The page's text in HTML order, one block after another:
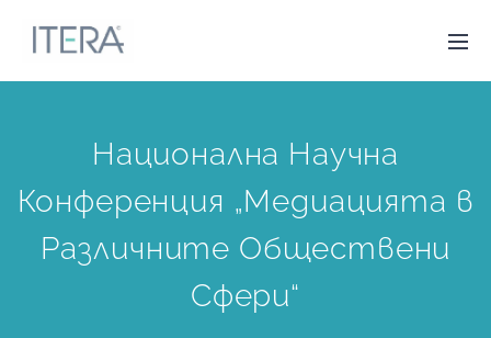
Национална Научна
Конференция „Медиацията в
Различните Обществени
Сфери“